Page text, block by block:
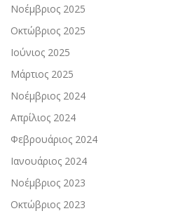
Νοέμβριος 2025
Οκτώβριος 2025
Ιούνιος 2025
Μάρτιος 2025
Νοέμβριος 2024
Απρίλιος 2024
Φεβρουάριος 2024
Ιανουάριος 2024
Νοέμβριος 2023
Οκτώβριος 2023